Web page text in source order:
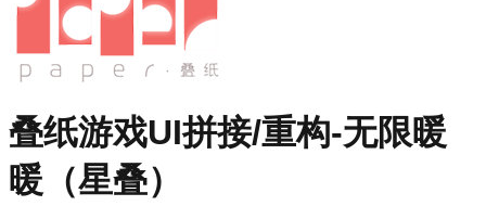
叠纸游戏UI拼接/重构-无限暖
暖（星叠）